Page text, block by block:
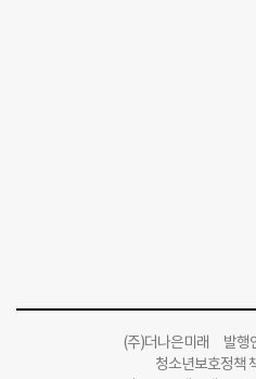
(주)더나은미래 발행
청소년보호정책